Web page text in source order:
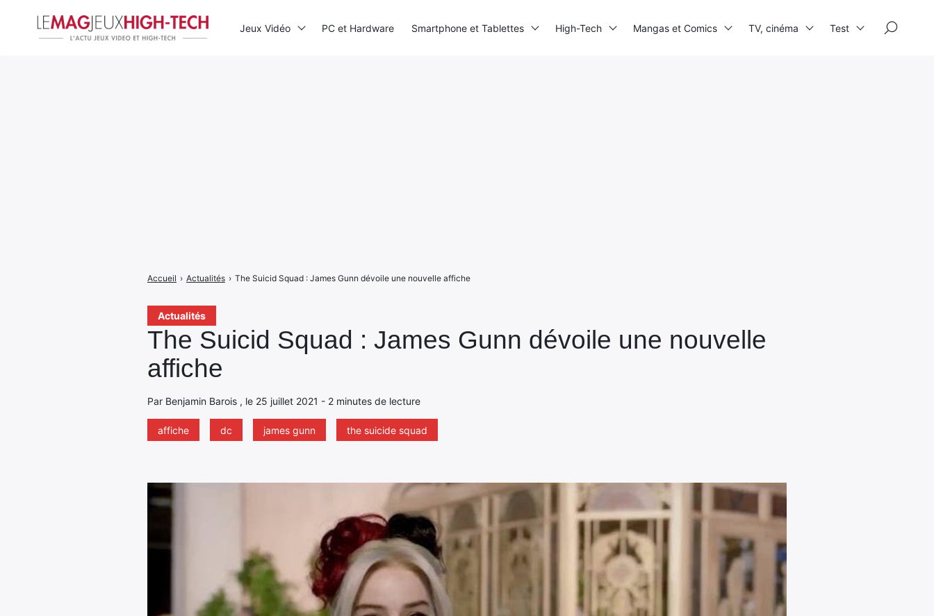
Actualités
The Suicid Squad : James Gunn dévoile une nouvelle
affiche
Par Benjamin Barois , le 25 juillet 2021 - 2 minutes de lecture
affiche dc james gunn the suicide squad
Accueil › Actualités › The Suicid Squad : James Gunn dévoile une nouvelle affiche
Jeux Vidéo PC et Hardware Smartphone et Tablettes High-Tech Mangas et Comics TV, cinéma Test